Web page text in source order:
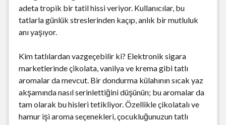
adeta tropik bir tatil hissi veriyor. Kullanıcılar, bu
tatlarla günlük streslerinden kaçıp, anlık bir mutluluk
anı yaşıyor.
Kim tatlılardan vazgeçebilir ki? Elektronik sigara
marketlerinde çikolata, vanilya ve krema gibi tatlı
aromalar da mevcut. Bir dondurma külahının sıcak yaz
akşamında nasıl serinlettiğini düşünün; bu aromalar da
tam olarak bu hisleri tetikliyor. Özellikle çikolatalı ve
hamur işi aroma seçenekleri, çocukluğunuzun tatlı